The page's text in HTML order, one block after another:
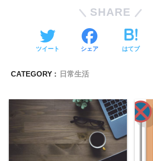
SHARE
ツイート シェア はてブ
CATEGORY : 日常生活